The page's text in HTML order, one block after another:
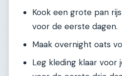
Kook een grote pan
voor de eerste dagen.
Maak overnight oats
Leg kleding klaar voor